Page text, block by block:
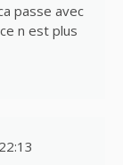
passe avec
n est plus